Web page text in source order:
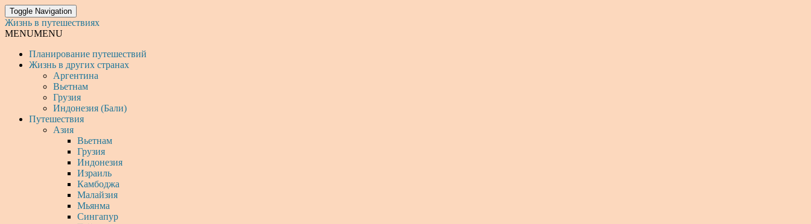
Toggle Navigation
Жизнь в путешествиях
MENUMENU
Планирование путешествий
Жизнь в других странах
Аргентина
Вьетнам
Грузия
Индонезия (Бали)
Путешествия
Азия
Вьетнам
Грузия
Индонезия
Израиль
Камбоджа
Малайзия
Мьянма
Сингапур